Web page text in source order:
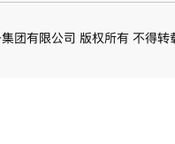
团有限公司 版权所有 不得转